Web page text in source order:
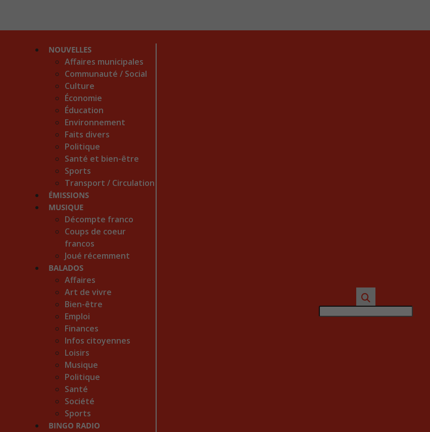
NOUVELLES
Affaires municipales
Communauté / Social
Culture
Économie
Éducation
Environnement
Faits divers
Politique
Santé et bien-être
Sports
Transport / Circulation
ÉMISSIONS
MUSIQUE
Décompte franco
Coups de coeur
francos
Joué récemment
BALADOS
Affaires
Art de vivre
Bien-être
Emploi
Finances
Infos citoyennes
Loisirs
Musique
Politique
Santé
Société
Sports
BINGO RADIO